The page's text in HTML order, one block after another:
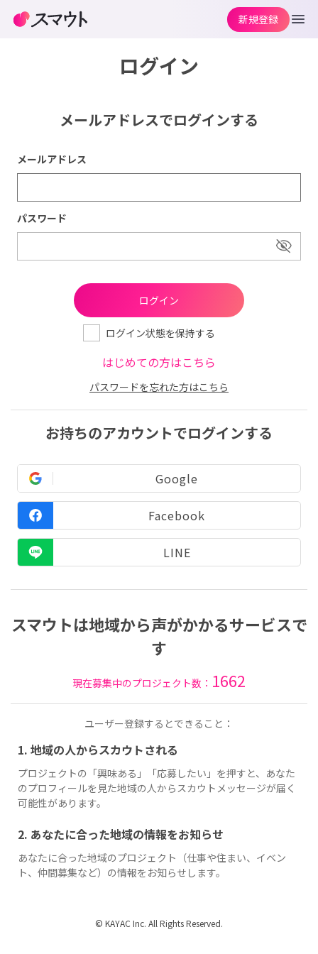
ログイン
メールアドレスでログインする
メールアドレス
パスワード
ログイン状態を保持する
はじめての方はこちら
パスワードを忘れた方はこちら
お持ちのアカウントでログインする
Google
Facebook
LINE
スマウトは地域から声がかかるサービスで
す
現在募集中のプロジェクト数： 1662
ユーザー登録するとできること：
1. 地域の人からスカウトされる
プロジェクトの「興味ある」「応募したい」を押すと、あなた
のプロフィールを見た地域の人からスカウトメッセージが届く
可能性があります。
2. あなたに合った地域の情報をお知らせ
あなたに合った地域のプロジェクト（仕事や住まい、イベン
ト、仲間募集など）の情報をお知らせします。
新規登録
© KAYAC Inc. All Rights Reserved.